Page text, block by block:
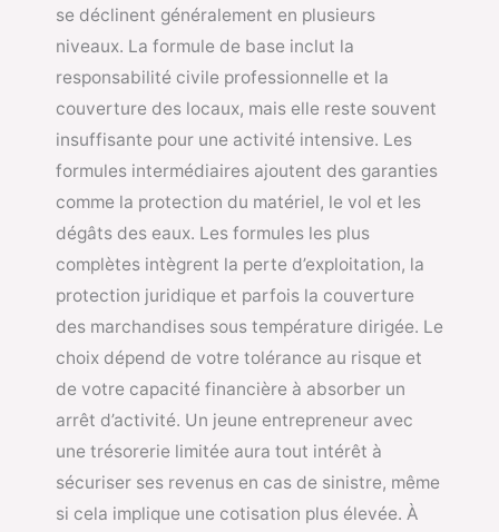
se déclinent généralement en plusieurs
niveaux. La formule de base inclut la
responsabilité civile professionnelle et la
couverture des locaux, mais elle reste souvent
insuffisante pour une activité intensive. Les
formules intermédiaires ajoutent des garanties
comme la protection du matériel, le vol et les
dégâts des eaux. Les formules les plus
complètes intègrent la perte d’exploitation, la
protection juridique et parfois la couverture
des marchandises sous température dirigée. Le
choix dépend de votre tolérance au risque et
de votre capacité financière à absorber un
arrêt d’activité. Un jeune entrepreneur avec
une trésorerie limitée aura tout intérêt à
sécuriser ses revenus en cas de sinistre, même
si cela implique une cotisation plus élevée. À